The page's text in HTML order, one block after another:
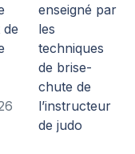
enseigné par
les
techniques
de brise-
chute de
l’instructeur
de judo